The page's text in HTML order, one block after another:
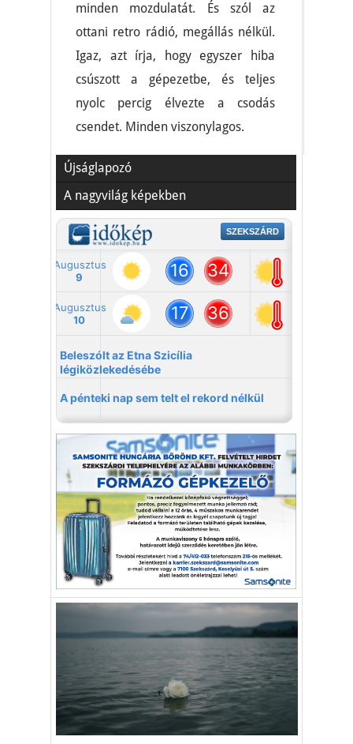
minden mozdulatát. És szól az
ottani retro rádió, megállás nélkül.
Igaz, azt írja, hogy egyszer hiba
csúszott a gépezetbe, és teljes
nyolc percig élvezte a csodás
csendet. Minden viszonylagos.
Újságlapozó
A nagyvilág képekben